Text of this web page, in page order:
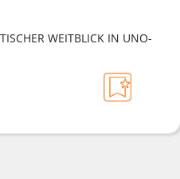
WEITBLICK IN UNO-